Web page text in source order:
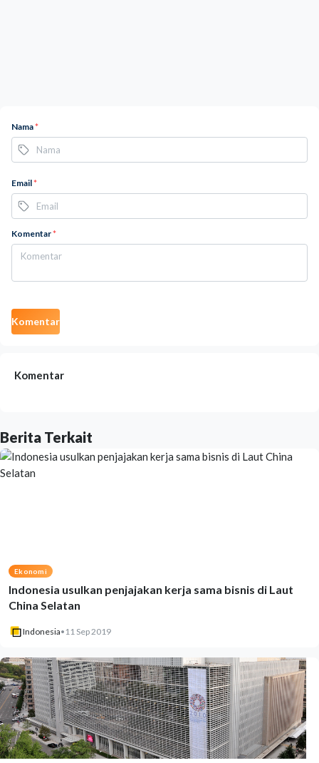
Nama*
Email*
Komentar*
Komentar
Komentar
Berita Terkait
Ekonomi
Indonesia usulkan penjajakan kerja sama bisnis di Laut
China Selatan
Indonesia• 11 Sep 2019